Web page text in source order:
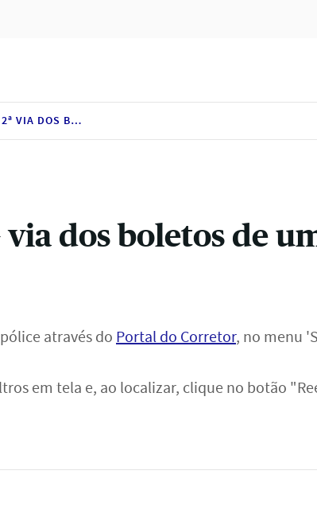
COMO TER ACESSO A 2ª VIA DOS BOLETOS DE UMA APÓLICE?
via dos boletos de
através do Portal do Corretor, no menu
em tela e, ao localizar, clique no botão